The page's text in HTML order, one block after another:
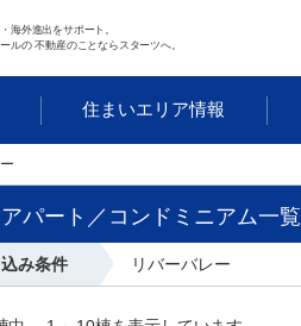
海外進出をサポート。
ルの 不動産のことならスターツへ。
住まいエリア情報
パート／コンドミニアム一覧
み条件 リバーバレー